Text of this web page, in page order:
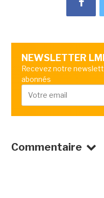
NEWSLETTER LMI
Recevez notre
abonnés
Commentaire